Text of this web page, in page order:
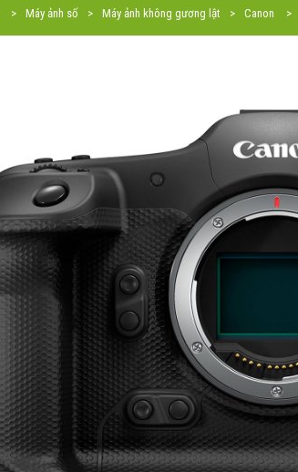
Máy ảnh số Máy ảnh không gương lật Canon